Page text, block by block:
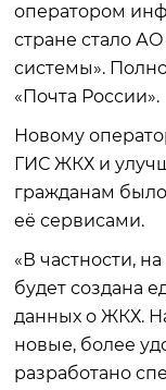
оператором
стране стало
системы».
«Почта России».
Новому
ГИС ЖКХ и
гражданам
её сервисами.
«В частности,
будет создана
данных о ЖКХ.
новые, более
разработано